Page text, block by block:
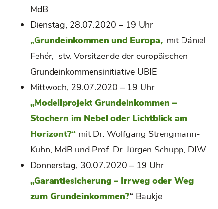
MdB
Dienstag, 28.07.2020 – 19 Uhr
„Grundeinkommen und Europa„ mit Dániel
Fehér, stv. Vorsitzende der europäischen
Grundeinkommensinitiative UBIE
Mittwoch, 29.07.2020 – 19 Uhr
„Modellprojekt Grundeinkommen –
Stochern im Nebel oder Lichtblick am
Horizont?“ mit Dr. Wolfgang Strengmann-
Kuhn, MdB und Prof. Dr. Jürgen Schupp, DIW
Donnerstag, 30.07.2020 – 19 Uhr
„Garantiesicherung – Irrweg oder Weg
zum Grundeinkommen?“ Baukje